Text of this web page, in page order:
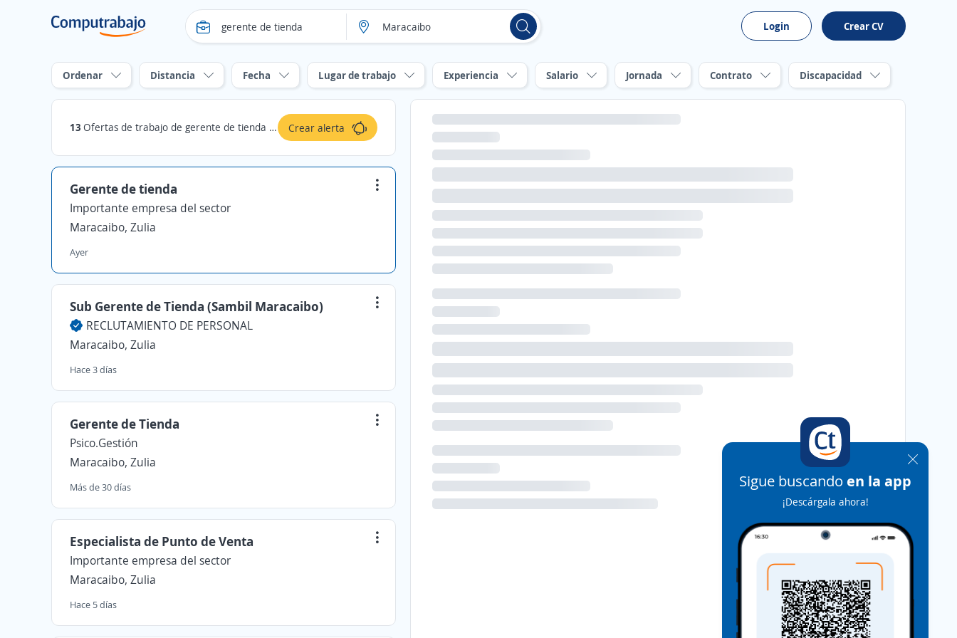
Login Crear CV
Ordenar Distancia Fecha Lugar de trabajo Experiencia Salario Jornada Contrato Discapacidad
13 Ofertas de trabajo de gerente de tienda en Maracaibo, Zulia Crear alerta
Gerente de tienda
Importante empresa del sector
Maracaibo, Zulia
Ayer
Sub Gerente de Tienda (Sambil Maracaibo)
RECLUTAMIENTO DE PERSONAL
Maracaibo, Zulia
Hace 3 días
Gerente de Tienda
Psico.Gestión
Maracaibo, Zulia
Más de 30 días
Especialista de Punto de Venta
Importante empresa del sector
Maracaibo, Zulia
Hace 5 días
Sigue buscando en la app
¡Descárgala ahora!